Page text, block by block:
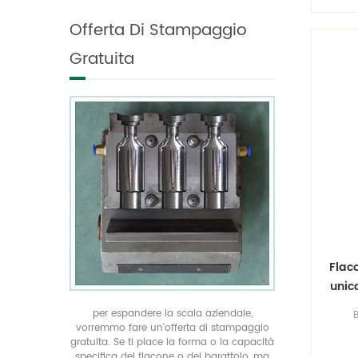
taglie realizza la tua
gratuita
Offerta Di Stampaggio
Gratuita
per espandere la scala aziendale,
vorremmo fare un'offerta di stampaggio
gratuita. Se ti piace la forma o la capacità